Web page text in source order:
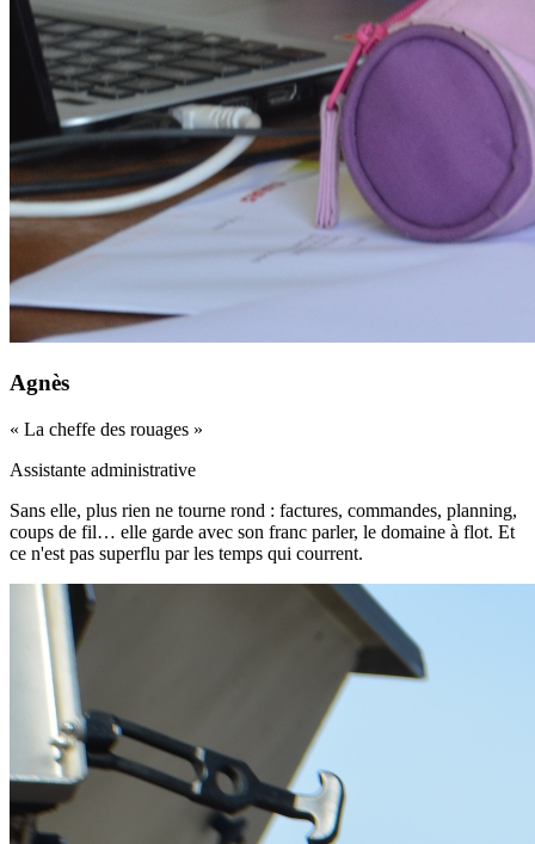
Agnès
« La cheffe des rouages »
Assistante administrative
Sans elle, plus rien ne tourne rond : factures, commandes, planning,
coups de fil… elle garde avec son franc parler, le domaine à flot. Et
ce n'est pas superflu par les temps qui courrent.